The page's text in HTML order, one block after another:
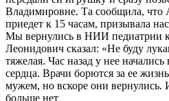
Владимировне. Та сообщила, что
приедет к 15 часам, призывала
Мы вернулись в НИИ педиатрии
Леонидович сказал: «Не буду
тяжелая. Час назад у нее
сердца. Врачи борются за ее
мужем, но вскоре они
больше нет